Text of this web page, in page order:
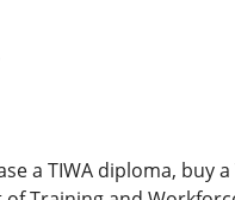
a TIWA diploma, buy a